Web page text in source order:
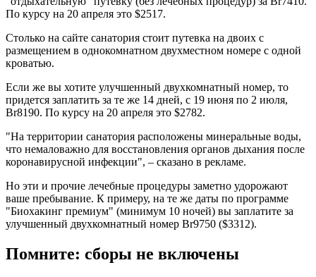
По курсу на 20 апреля это $2517.
Столько на сайте санатория стоит путевка на двоих с
размещением в однокомнатном двухместном номере с одной
кроватью.
Если же вы хотите улучшенный двухкомнатный номер, то
придется заплатить за те же 14 дней, с 19 июня по 2 июля,
Br8190. По курсу на 20 апреля это $2782.
"На территории санатория расположены минеральные воды,
что немаловажно для восстановления органов дыхания после
коронавирусной инфекции", – сказано в рекламе.
Но эти и прочие лечебные процедуры заметно удорожают
ваше пребывание. К примеру, на те же даты по программе
"Биохакинг премиум" (минимум 10 ночей) вы заплатите за
улучшенный двухкомнатный номер Br9750 ($3312).
Помните: сборы не включены